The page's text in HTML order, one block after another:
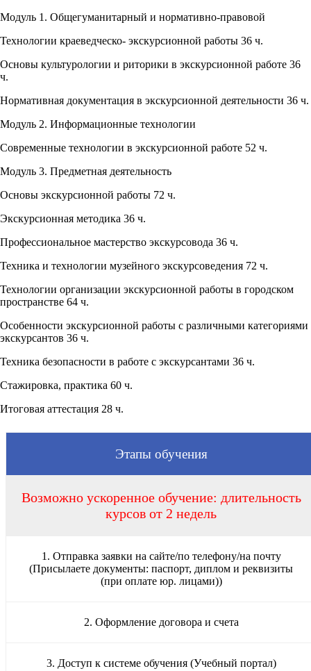
Модуль 1. Общегуманитарный и нормативно-правовой
Технологии краеведческо- экскурсионной работы 36 ч.
Основы культурологии и риторики в экскурсионной работе 36
ч.
Нормативная документация в экскурсионной деятельности 36 ч.
Модуль 2. Информационные технологии
Современные технологии в экскурсионной работе 52 ч.
Модуль 3. Предметная деятельность
Основы экскурсионной работы 72 ч.
Экскурсионная методика 36 ч.
Профессиональное мастерство экскурсовода 36 ч.
Техника и технологии музейного экскурсоведения 72 ч.
Технологии организации экскурсионной работы в городском
пространстве 64 ч.
Особенности экскурсионной работы с различными категориями
экскурсантов 36 ч.
Техника безопасности в работе с экскурсантами 36 ч.
Стажировка, практика 60 ч.
Итоговая аттестация 28 ч.
Этапы обучения
Возможно ускоренное обучение: длительность
курсов от 2 недель
1. Отправка заявки на сайте/по телефону/на почту
(Присылаете документы: паспорт, диплом и реквизиты
(при оплате юр. лицами))
2. Оформление договора и счета
3. Доступ к системе обучения (Учебный портал)